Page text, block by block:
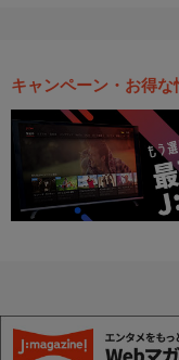
キャンペーン・お得な